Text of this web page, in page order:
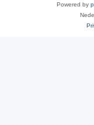
Powered by